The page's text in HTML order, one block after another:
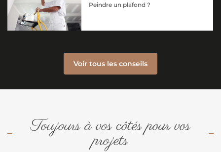
Peindre un plafond ?
Voir tous les conseils
Toujours à vos côtés pour vos
projets